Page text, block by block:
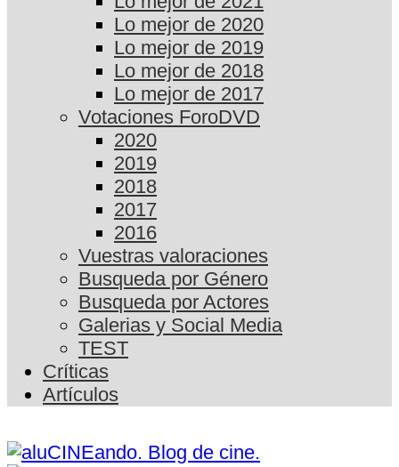
Lo mejor de 2020
Lo mejor de 2019
Lo mejor de 2018
Lo mejor de 2017
Votaciones ForoDVD
2020
2019
2018
2017
2016
Vuestras valoraciones
Busqueda por Género
Busqueda por Actores
Galerias y Social Media
TEST
Críticas
Artículos